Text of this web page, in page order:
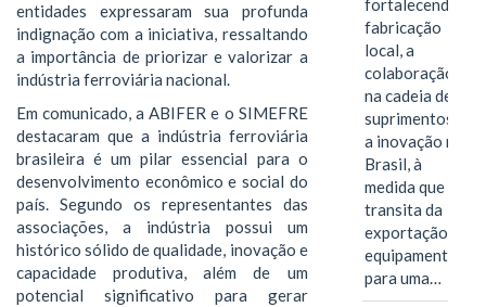
entidades expressaram sua profunda
indignação com a iniciativa, ressaltando
a importância de priorizar e valorizar a
indústria ferroviária nacional.
Em comunicado, a ABIFER e o SIMEFRE
destacaram que a indústria ferroviária
brasileira é um pilar essencial para o
desenvolvimento econômico e social do
país. Segundo os representantes das
associações, a indústria possui um
histórico sólido de qualidade, inovação e
capacidade produtiva, além de um
potencial significativo para gerar
fortalecendo a
fabricação
local, a
colaboração
na cadeia de
suprimentos e
a inovação no
Brasil, à
medida que
transita da
exportação de
equipamentos
para uma…